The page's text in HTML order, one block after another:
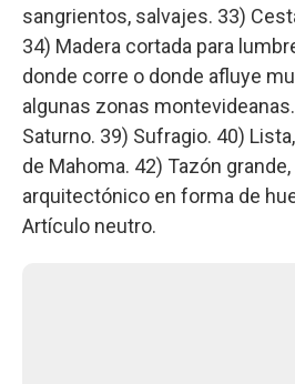
sangrientos, salvajes. 33)
34) Madera cortada para
donde corre o donde afluye
algunas zonas
Saturno. 39) Sufragio. 40)
de Mahoma. 42) Tazón
arquitectónico en forma de
Artículo neutro.